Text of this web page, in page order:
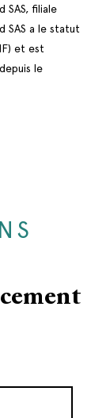
filiale
SAS a le statut
et est
le